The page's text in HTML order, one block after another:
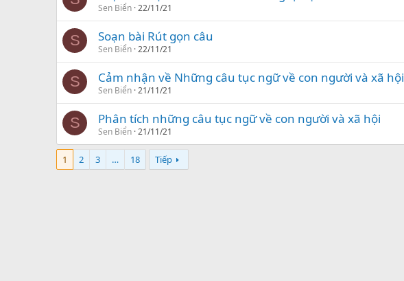
Sen Biển 22/11/21
S Soạn bài Rút gọn câu
Sen Biển 22/11/21
S Cảm nhận về Những câu tục ngữ về con người và xã hội
Sen Biển 21/11/21
S Phân tích những câu tục ngữ về con người và xã hội
Sen Biển 21/11/21
1 2 3 … 18 Tiếp